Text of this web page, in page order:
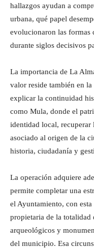
hallazgos ayudan a
urbana, qué papel
evolucionaron las formas
durante siglos decisivos
La importancia de La
valor reside también en
explicar la continuidad
como Mula, donde el
identidad local,
asociado al origen de la
historia, ciudadanía y
La operación adquiere
permite completar una
el Ayuntamiento, con
propietaria de la totalidad
arqueológicos y
del municipio. Esa